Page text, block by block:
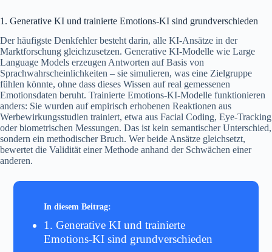
1. Generative KI und trainierte Emotions-KI sind grundverschieden
Der häufigste Denkfehler besteht darin, alle KI-Ansätze in der
Marktforschung gleichzusetzen. Generative KI-Modelle wie Large
Language Models erzeugen Antworten auf Basis von
Sprachwahrscheinlichkeiten – sie simulieren, was eine Zielgruppe
fühlen könnte, ohne dass dieses Wissen auf real gemessenen
Emotionsdaten beruht. Trainierte Emotions-KI-Modelle funktionieren
anders: Sie wurden auf empirisch erhobenen Reaktionen aus
Werbewirkungsstudien trainiert, etwa aus Facial Coding, Eye-Tracking
oder biometrischen Messungen. Das ist kein semantischer Unterschied,
sondern ein methodischer Bruch. Wer beide Ansätze gleichsetzt,
bewertet die Validität einer Methode anhand der Schwächen einer
anderen.
1. Generative KI und trainierte
Emotions-KI sind grundverschieden